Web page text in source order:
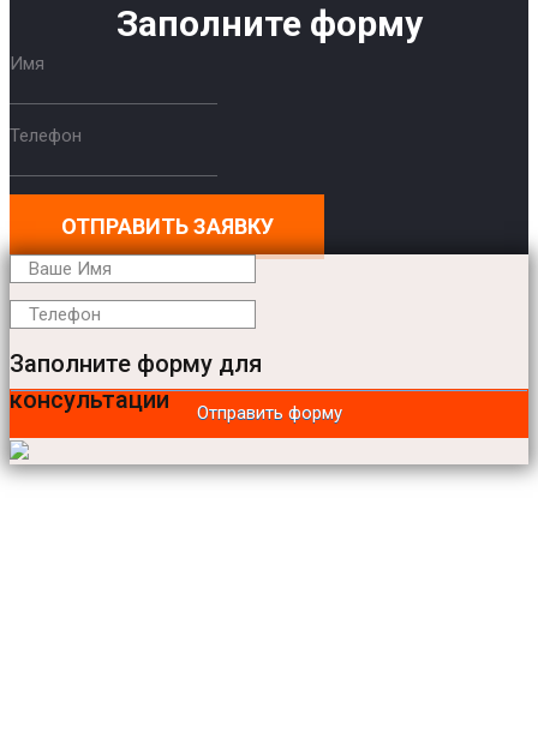
Заполните форму
Имя
Телефон
ОТПРАВИТЬ ЗАЯВКУ
Заполните форму для
консультации
Отправить форму